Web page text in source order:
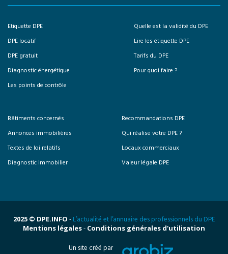
Etiquette DPE
DPE locatif
DPE gratuit
Diagnostic énergétique
Les points de contrôle
Quelle est la validité du DPE
Lire les étiquette DPE
Tarifs du DPE
Pour quoi faire ?
Bâtiments concernés
Annonces immobilières
Textes de loi relatifs
Diagnostic immobilier
Recommandations DPE
Qui réalise votre DPE ?
Locaux commerciaux
Valeur légale DPE
2025 © DPE.INFO - L’actualité et l’annuaire des professionnels du DPE
Mentions légales- Conditions générales d'utilisation
Un site créé par